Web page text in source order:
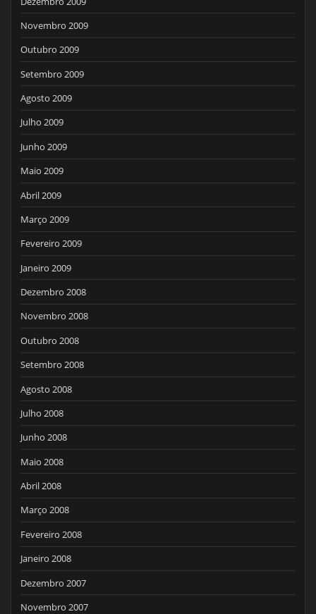
Novembro 2009
Outubro 2009
Setembro 2009
Agosto 2009
Julho 2009
Junho 2009
Maio 2009
Abril 2009
Março 2009
Fevereiro 2009
Janeiro 2009
Dezembro 2008
Novembro 2008
Outubro 2008
Setembro 2008
Agosto 2008
Julho 2008
Junho 2008
Maio 2008
Abril 2008
Março 2008
Fevereiro 2008
Janeiro 2008
Dezembro 2007
Novembro 2007